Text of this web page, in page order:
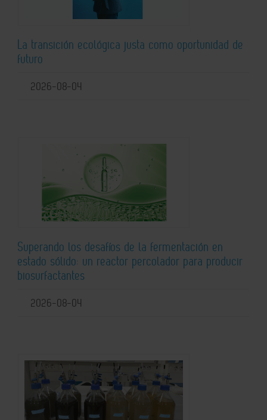
La transición ecológica justa como oportunidad de
futuro
2026-08-04
Superando los desafíos de la fermentación en
estado sólido: un reactor percolador para producir
biosurfactantes
2026-08-04